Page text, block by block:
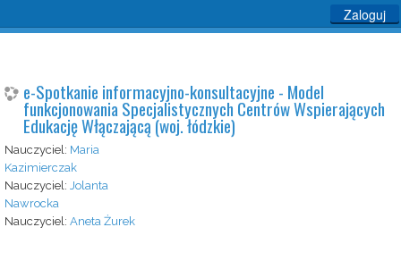
Zaloguj
e-Spotkanie informacyjno-konsultacyjne - Model
funkcjonowania Specjalistycznych Centrów Wspierających
Edukację Włączającą (woj. łódzkie)
Nauczyciel: Maria
Kazimierczak
Nauczyciel: Jolanta
Nawrocka
Nauczyciel: Aneta Żurek